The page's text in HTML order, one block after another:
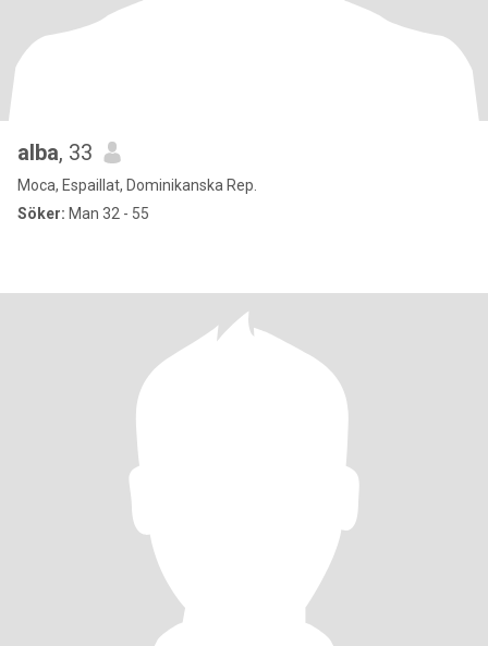
alba, 33
Moca, Espaillat, Dominikanska Rep.
Söker: Man 32 - 55